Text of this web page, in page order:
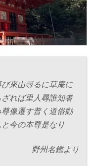
來山尋るに草庵に
れば里人尋誰知者
像遷す普く道俗勸
今の本尊是なり
野州名鑑より